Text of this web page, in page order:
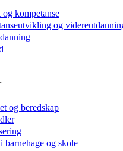
kompetanse
og
og beredskap
barnehage og skole